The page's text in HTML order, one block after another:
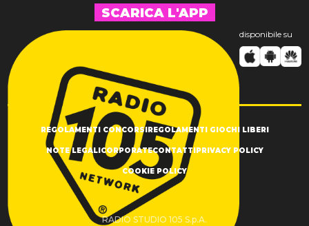
SCARICA L'APP
disponibile su
REGOLAMENTI CONCORSIREGOLAMENTI GIOCHI LIBERI
NOTE LEGALICORPORATECONTATTIPRIVACY POLICY
COOKIE POLICY
RADIO STUDIO 105 S.p.A.